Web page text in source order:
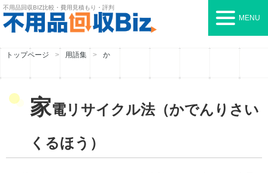
不用品回収BIZ比較・費用見積もり・評判
MENU
トップページ 用語集 か
家電リサイクル法（かでんりさい
くるほう）